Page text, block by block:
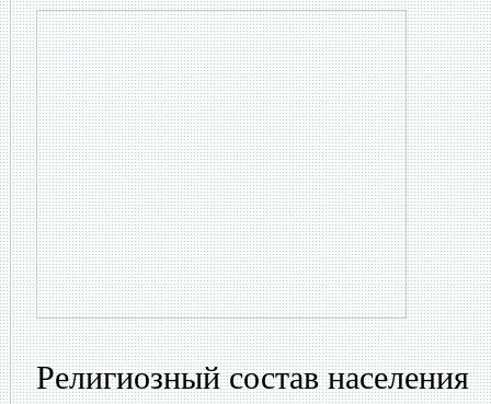
Религиозный состав населения